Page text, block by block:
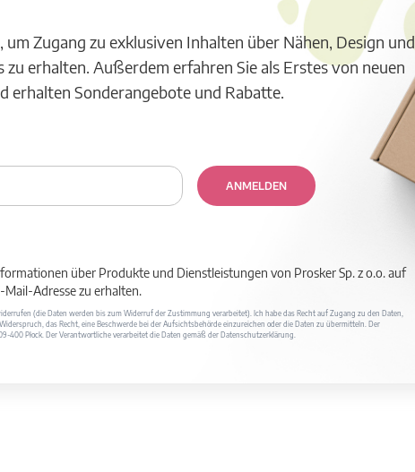
Zugang zu exklusiven Inhalten über Nähen, Design und
erhalten. Außerdem erfahren Sie als Erstes von neuen
Sonderangebote und Rabatte.
ANMELDEN
über Produkte und Dienstleistungen von Prosker Sp. z o.o. auf
Adresse zu erhalten.
(die Daten werden bis zum Widerruf der Zustimmung verarbeitet). Ich habe das Recht auf Zugang zu den Daten,
das Recht, eine Beschwerde bei der Aufsichtsbehörde einzureichen oder die Daten zu übermitteln. Der
400 Płock. Der Verantwortliche verarbeitet die Daten gemäß der Datenschutzerklärung.